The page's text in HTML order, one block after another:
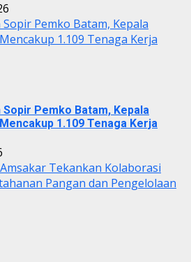
Pemko Batam, Kepala
1.109 Tenaga Kerja
Pemko Batam, Kepala
1.109 Tenaga Kerja
Amsakar Tekankan Kolaborasi
Pangan dan Pengelolaan